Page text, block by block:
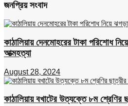
জনপ্রিয় সংবাদ
কাঠালিয়ায় দেনমোহরের টাকা পরিশোধ
আত্মহত্যা
August 28, 2024
কাঠালিয়ায় বখাটের উত্যক্তে ৮ম শ্রেণির